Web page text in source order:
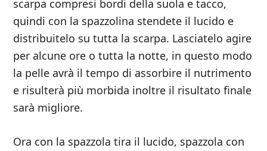
scarpa compresi bordi della suola e tacco,
quindi con la spazzolina stendete il lucido e
distribuitelo su tutta la scarpa. Lasciatelo agire
per alcune ore o tutta la notte, in questo modo
la pelle avrà il tempo di assorbire il nutrimento
e risulterà più morbida inoltre il risultato finale
sarà migliore.
Ora con la spazzola tira il lucido, spazzola con